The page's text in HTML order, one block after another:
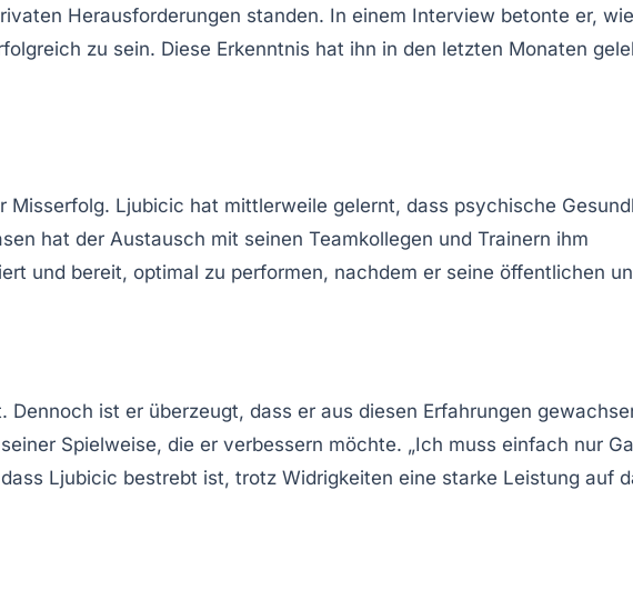
Herausforderungen standen. In einem Interview betonte er, wie
zu sein. Diese Erkenntnis hat ihn in den letzten Monaten
Misserfolg. Ljubicic hat mittlerweile gelernt, dass psychische
hat der Austausch mit seinen Teamkollegen und Trainern ihm
und bereit, optimal zu performen, nachdem er seine öffentlichen
ist er überzeugt, dass er aus diesen Erfahrungen
Spielweise, die er verbessern möchte. „Ich muss einfach nur
Ljubicic bestrebt ist, trotz Widrigkeiten eine starke Leistung auf